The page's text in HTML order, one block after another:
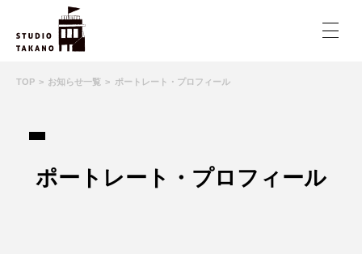
TOP お知らせ一覧 ポートレート・プロフィール
ポートレート・プロフィール